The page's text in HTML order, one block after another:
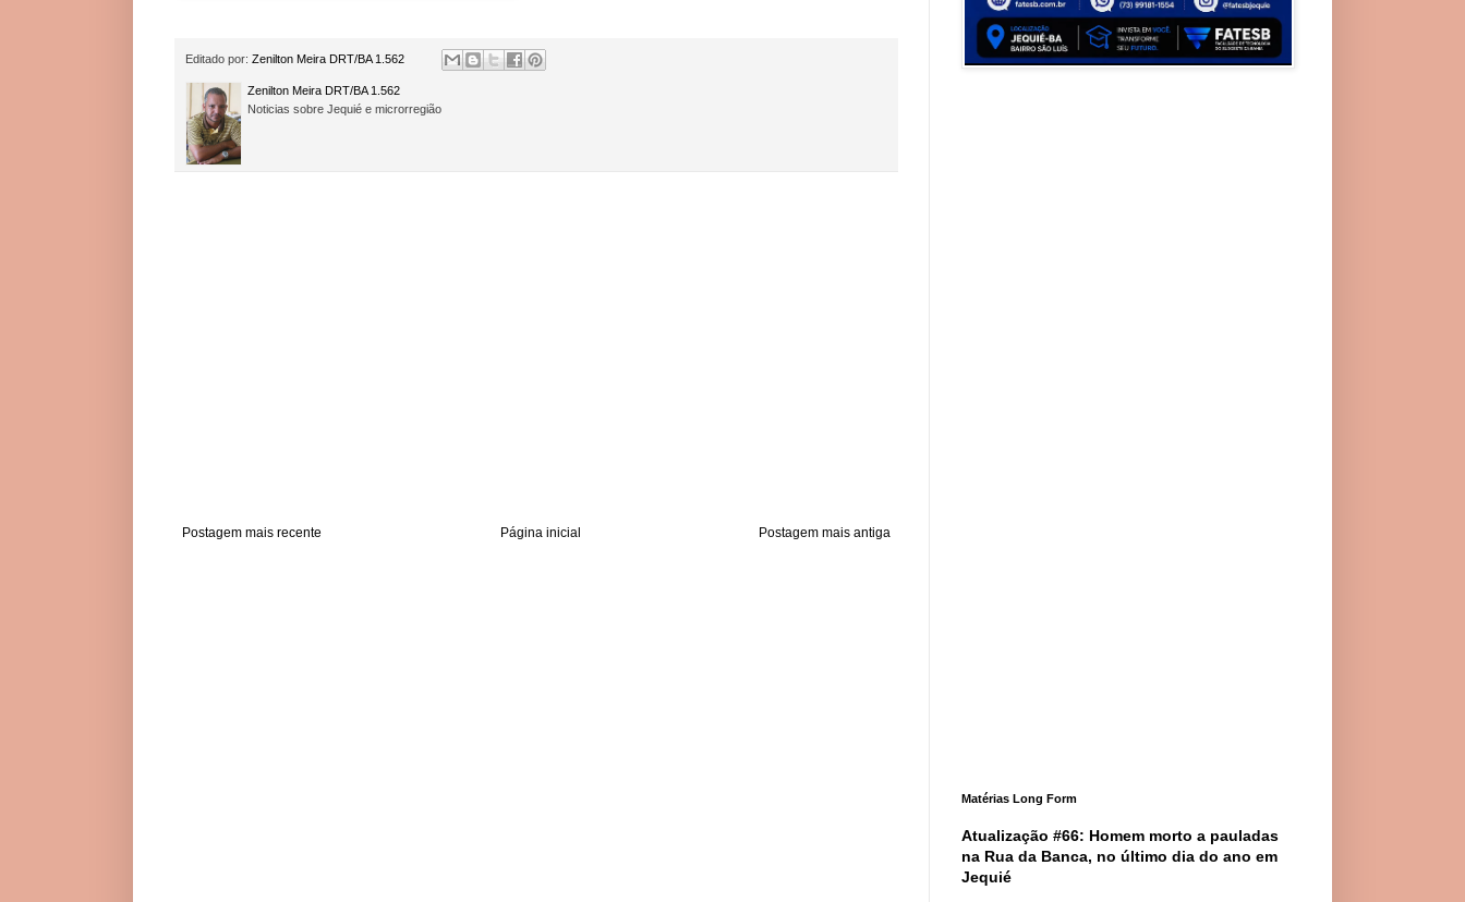
Editado por: Zenilton Meira DRT/BA 1.562
Zenilton Meira DRT/BA 1.562
Noticias sobre Jequié e microrregião
Postagem mais recente Postagem mais antiga
Página inicial
Matérias Long Form
Atualização #66: Homem morto a pauladas
na Rua da Banca, no último dia do ano em
Jequié